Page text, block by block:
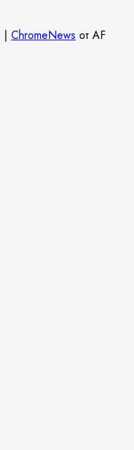
| ChromeNews от AF